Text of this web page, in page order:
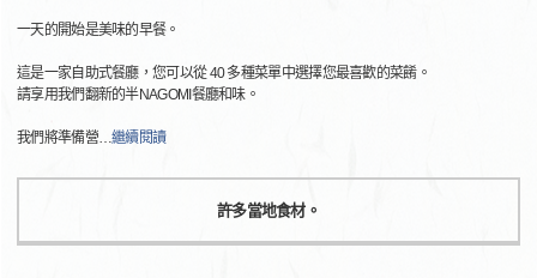
一天的開始是美味的早餐。
這是一家自助式餐廳，您可以從 40 多種菜單中選擇您最喜歡的菜餚。
請享用我們翻新的半NAGOMI餐廳和味。
我們將準備營…繼續閱讀
許多當地食材。